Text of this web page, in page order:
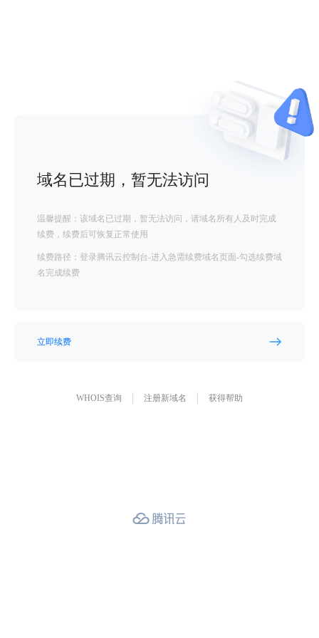
域名已过期，暂无法访问
温馨提醒：该域名已过期，暂无法访问，请域名所有人及时完成
续费，续费后可恢复正常使用
续费路径：登录腾讯云控制台-进入急需续费域名页面-勾选续费域
名完成续费
立即续费
WHOIS查询 注册新域名 获得帮助